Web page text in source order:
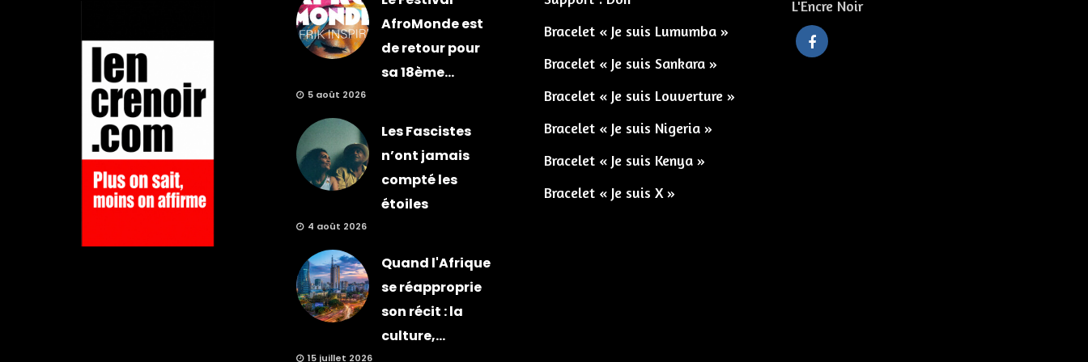
AfroMonde est
de retour pour
sa 18ème...
5 août 2026
Les Fascistes
n’ont jamais
compté les
étoiles
4 août 2026
Quand l'Afrique
se réapproprie
son récit : la
culture,...
15 juillet 2026
Bracelet « Je suis Lumumba »
Bracelet « Je suis Sankara »
Bracelet « Je suis Louverture »
Bracelet « Je suis Nigeria »
Bracelet « Je suis Kenya »
Bracelet « Je suis X »
L'Encre Noir